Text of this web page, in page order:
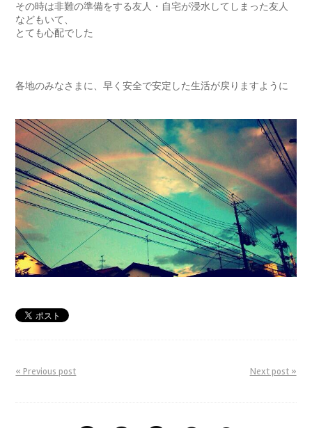
その時は非難の準備をする友人・自宅が浸水してしまった友人
などもいて、
とても心配でした
各地のみなさまに、早く安全で安定した生活が戻りますように
« Previous post Next post »